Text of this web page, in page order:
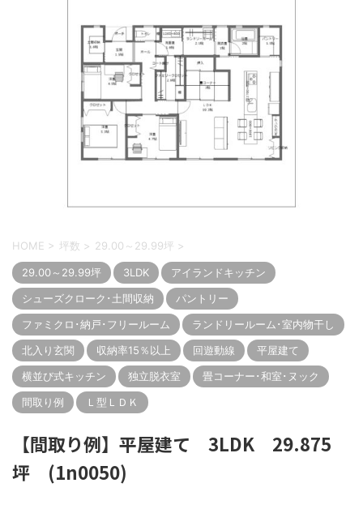
HOME > 坪数 > 29.00～29.99坪 >
29.00～29.99坪 3LDK
アイランドキッチン
シューズクローク･土間収納
パントリー
ファミクロ･納戸･フリールーム
ランドリールーム･室内物干し
北入り玄関
収納率15％以上 回遊動線
平屋建て
横並び式キッチン
独立脱衣室
畳コーナー･和室･ヌック
間取り例
Ｌ型ＬＤＫ
【間取り例】平屋建て 3LDK 29.875
坪 (1n0050)